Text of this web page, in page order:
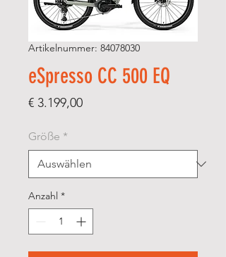
Artikelnummer: 84078030
eSpresso CC 500 EQ
€ 3.199,00Preis
Größe *
Anzahl *